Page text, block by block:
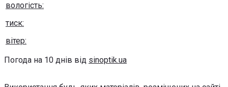
вологість:
тиск:
вітер:
Погода на 10 днів від sinoptik.ua